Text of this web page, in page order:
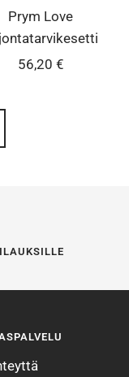
Prym Love
Alennushinta
56,20 €